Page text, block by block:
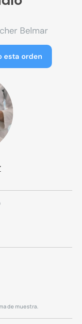
Belmar
esta orden
de muestra.